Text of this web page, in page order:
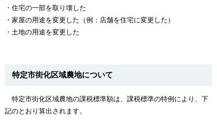
・住宅の一部を取り壊した
・家屋の用途を変更した（例：店舗を住宅に変更した）
・土地の用途を変更した​
​​特定市街化区域農地について
​ 特定市街化区域農地の課税標準額は、課税標準の特例により、下
記のとおり算出されます。